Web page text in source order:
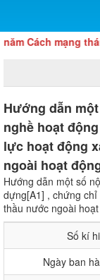
Cách mạng
Hướng dẫn
nghề hoạt
lực hoạt động
ngoài hoạt
Hướng dẫn một số
dựng[A1] , chứng
thầu nước ngoài
Số kí
Ngày ban